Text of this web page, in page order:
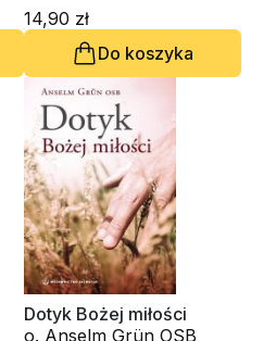
14,90 zł
Do koszyka
Dotyk Bożej miłości
o. Anselm Grün OSB